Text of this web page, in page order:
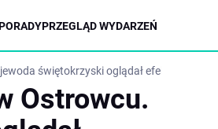
PRZEGLĄD WYDARZEŃ
świętokrzyski oglądał efekty
Ostrowcu.